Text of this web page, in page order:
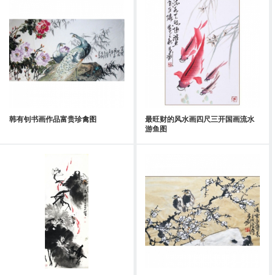
韩有钊书画作品富贵珍禽图
最旺财的风水画四尺三开国画流水
游鱼图